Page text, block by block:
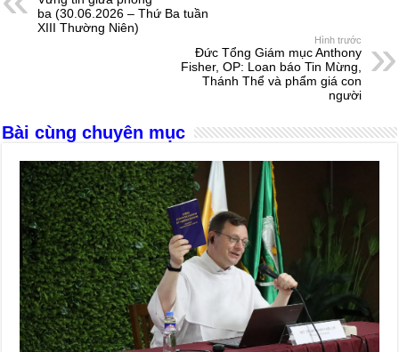
b
o
n
g
A
p
d
s
ba (30.06.2026 – Thứ Ba tuần
XIII Thường Niên)
Hình trước
Đức Tổng Giám mục Anthony
Fisher, OP: Loan báo Tin Mừng,
Thánh Thể và phẩm giá con
người
Bài cùng chuyên mục